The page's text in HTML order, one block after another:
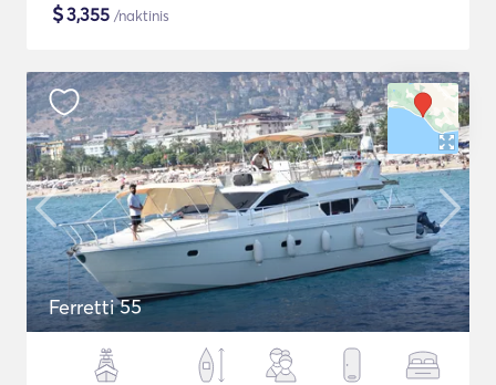
$3,355 /naktinis
Ferretti 55